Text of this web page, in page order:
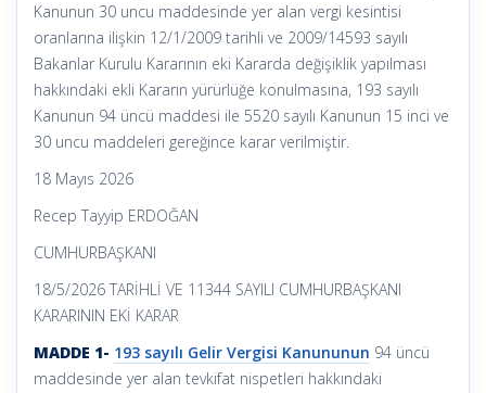
Kanunun 30 uncu maddesinde yer alan vergi kesintisi
oranlarına ilişkin 12/1/2009 tarihli ve 2009/14593 sayılı
Bakanlar Kurulu Kararının eki Kararda değişiklik yapılması
hakkındaki ekli Kararın yürürlüğe konulmasına, 193 sayılı
Kanunun 94 üncü maddesi ile 5520 sayılı Kanunun 15 inci ve
30 uncu maddeleri gereğince karar verilmiştir.
18 Mayıs 2026
Recep Tayyip ERDOĞAN
CUMHURBAŞKANI
18/5/2026 TARİHLİ VE 11344 SAYILI CUMHURBAŞKANI
KARARININ EKİ KARAR
MADDE 1- 193 sayılı Gelir Vergisi Kanununun 94 üncü
maddesinde yer alan tevkifat nispetleri hakkındaki